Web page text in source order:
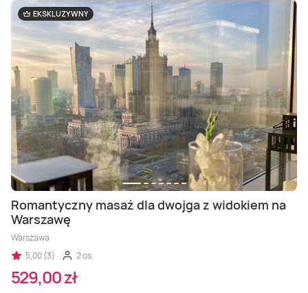
EKSKLUZYWNY
Romantyczny masaż dla dwojga z widokiem na
Warszawę
Warszawa
5,00 (3)
2 os.
529,00 zł